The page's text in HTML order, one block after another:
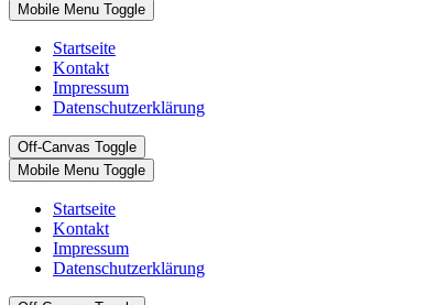
Mobile Menu Toggle
Startseite
Kontakt
Impressum
Datenschutzerklärung
Off-Canvas Toggle
Mobile Menu Toggle
Startseite
Kontakt
Impressum
Datenschutzerklärung